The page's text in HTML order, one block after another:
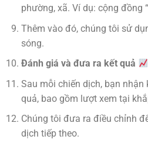
phường, xã. Ví dụ: cộng đồng
Thêm vào đó, chúng tôi sử
sóng.
Đánh giá và đưa ra kết quả
Sau mỗi chiến dịch, bạn nhận
quả, bao gồm lượt xem tại
Chúng tôi đưa ra điều chỉnh
dịch tiếp theo.